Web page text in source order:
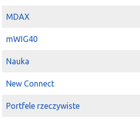
MDAX
mWIG40
Nauka
New Connect
Portfele rzeczywiste